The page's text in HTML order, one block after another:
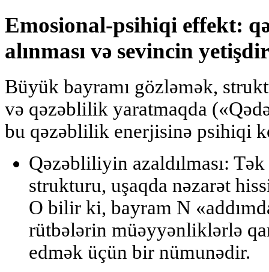
Emosional-psihiqi effekt:
alınması və sevincin
Büyük bayramı gözləmək,
və qəzəblilik yaratmaqda
bu qəzəblilik enerjisinə psihiqi
Qəzəbliliyin azaldılması:
strukturu, uşaqda nəzarət
O bilir ki, bayram N
rütbələrin müəyyənliklərlə
edmək üçün bir nümunədir.